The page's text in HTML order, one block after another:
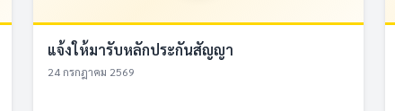
แจ้งให้มารับหลักประกันสัญญา
24 กรกฎาคม 2569